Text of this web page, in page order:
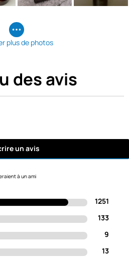
plus de photos
des avis
un avis
à un ami
1251
133
9
13